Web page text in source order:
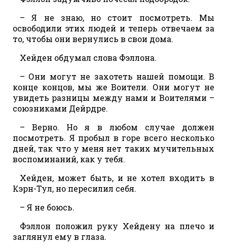
– Я не знаю, но стоит посмотреть. Мы
освободили этих людей и теперь отвечаем за
то, чтобы они вернулись в свои дома.
Хейден обдумал слова Фэллона.
– Они могут не захотеть нашей помощи. В
конце концов, мы же Воители. Они могут не
увидеть разницы между нами и Воителями –
союзниками Дейрдре.
– Верно. Но я в любом случае должен
посмотреть. Я пробыл в горе всего несколько
дней, так что у меня нет таких мучительных
воспоминаний, как у тебя.
Хейден, может быть, и не хотел входить в
Кэрн-Тул, но пересилил себя.
– Я не боюсь.
Фэллон положил руку Хейдену на плечо и
заглянул ему в глаза.